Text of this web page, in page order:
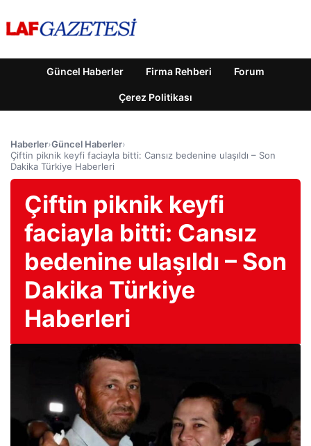
Güncel Haberler Firma Rehberi Forum
Çerez Politikası
Haberler›Güncel Haberler›
Çiftin piknik keyfi faciayla bitti: Cansız bedenine ulaşıldı – Son
Dakika Türkiye Haberleri
Çiftin piknik keyfi
faciayla bitti: Cansız
bedenine ulaşıldı – Son
Dakika Türkiye
Haberleri